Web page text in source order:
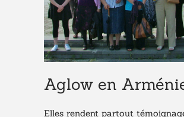
Aglow en
Elles rendent partout